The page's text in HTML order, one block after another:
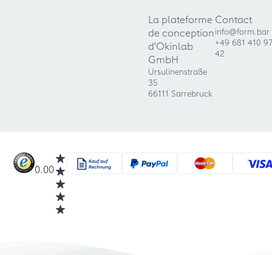
La plateforme
de conception
d'Okinlab
GmbH
Ursulinenstraße
35
66111 Sarrebruck
Contact
info@form.bar
+49 681 410
42
0.00